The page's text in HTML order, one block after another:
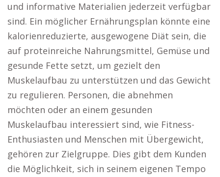
und informative Materialien jederzeit verfügbar
sind. Ein möglicher Ernährungsplan könnte eine
kalorienreduzierte, ausgewogene Diät sein, die
auf proteinreiche Nahrungsmittel, Gemüse und
gesunde Fette setzt, um gezielt den
Muskelaufbau zu unterstützen und das Gewicht
zu regulieren. Personen, die abnehmen
möchten oder an einem gesunden
Muskelaufbau interessiert sind, wie Fitness-
Enthusiasten und Menschen mit Übergewicht,
gehören zur Zielgruppe. Dies gibt dem Kunden
die Möglichkeit, sich in seinem eigenen Tempo